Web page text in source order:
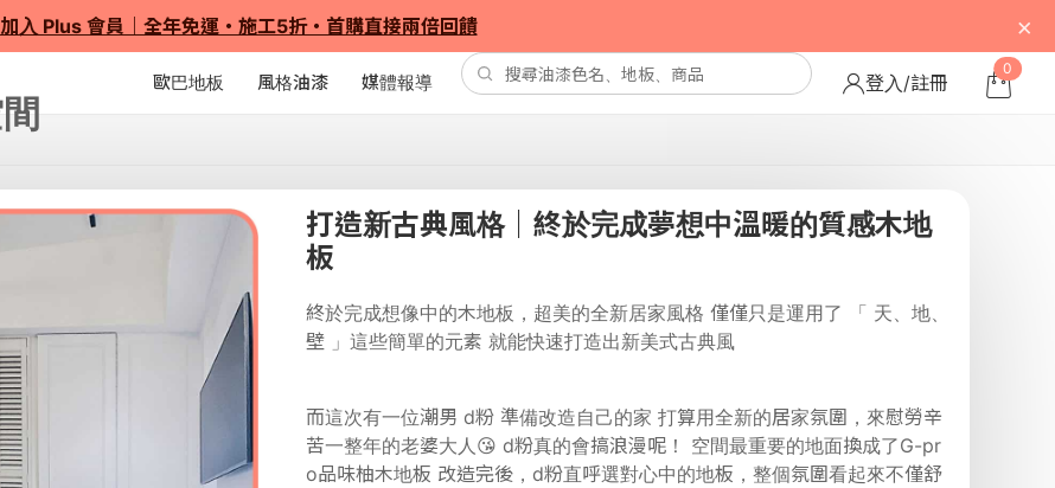
加入 Plus 會員｜全年免運・施工5折・首購直接兩倍回饋 ×
歐巴地板 風格油漆 媒體報導 登入/註冊
0
打造新古典風格｜終於完成夢想中溫暖的質感木地
板
終於完成想像中的木地板，超美的全新居家風格 僅僅只是運用了 「 天、地、
壁 」這些簡單的元素 就能快速打造出新美式古典風
而這次有一位潮男 d粉 準備改造自己的家 打算用全新的居家氛圍，來慰勞辛
苦一整年的老婆大人😘 d粉真的會搞浪漫呢！ 空間最重要的地面換成了G-pr
o品味柚木地板 改造完後，d粉直呼選對心中的地板，整個氛圍看起來不僅舒